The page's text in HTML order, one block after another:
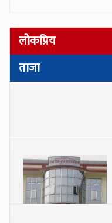
लोकप्रिय
ताजा